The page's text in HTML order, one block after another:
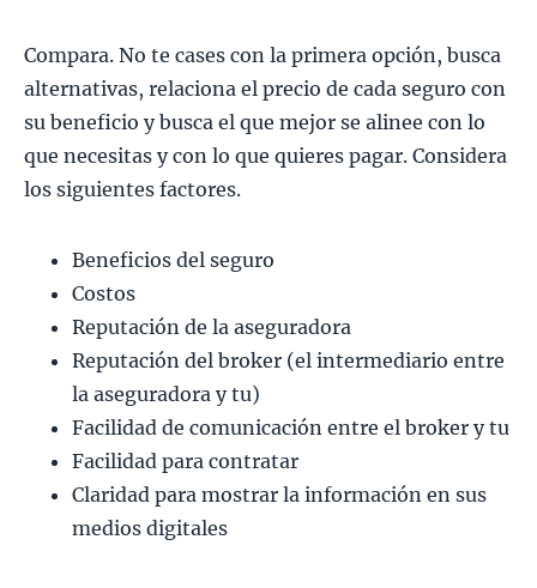
Compara. No te cases con la primera opción, busca
alternativas, relaciona el precio de cada seguro con
su beneficio y busca el que mejor se alinee con lo
que necesitas y con lo que quieres pagar. Considera
los siguientes factores.
Beneficios del seguro
Costos
Reputación de la aseguradora
Reputación del broker (el intermediario entre
la aseguradora y tu)
Facilidad de comunicación entre el broker y tu
Facilidad para contratar
Claridad para mostrar la información en sus
medios digitales